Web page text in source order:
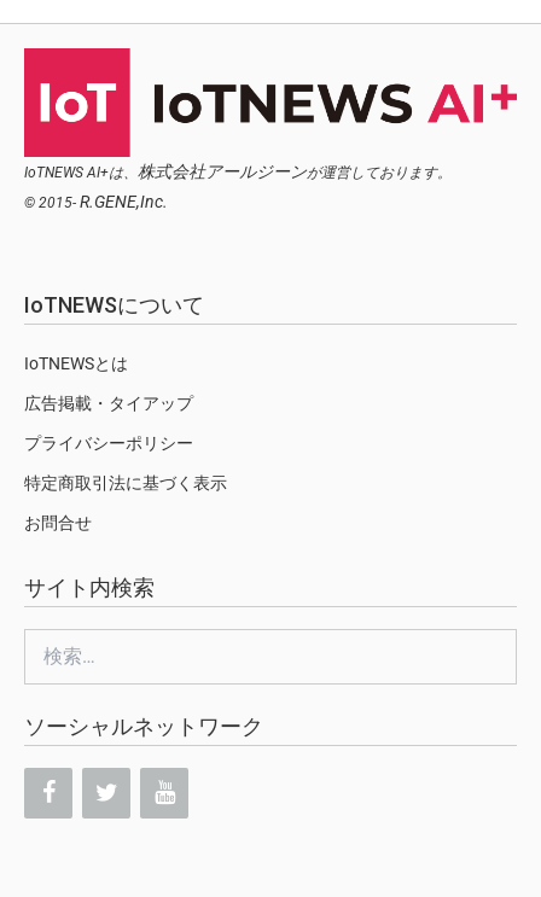
IoTNEWS AI+は、 株式会社アールジーンが運営しております。
© 2015- R.GENE,Inc.
IoTNEWSについて
IoTNEWSとは
広告掲載・タイアップ
プライバシーポリシー
特定商取引法に基づく表示
お問合せ
サイト内検索
索:
ソーシャルネットワーク